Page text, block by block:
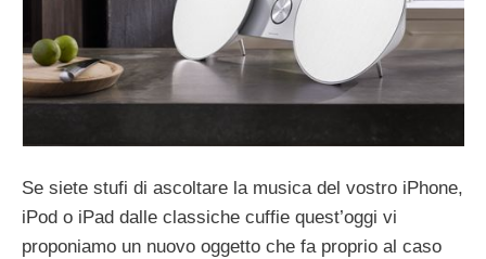
Se siete stufi di ascoltare la musica del vostro iPhone,
iPod o iPad dalle classiche cuffie quest’oggi vi
proponiamo un nuovo oggetto che fa proprio al caso